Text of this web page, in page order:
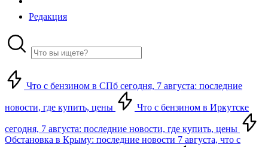
Редакция
Что с бензином в СПб сегодня, 7 августа: последние
новости, где купить, цены Что с бензином в Иркутске
сегодня, 7 августа: последние новости, где купить, цены
Обстановка в Крыму: последние новости 7 августа, что с